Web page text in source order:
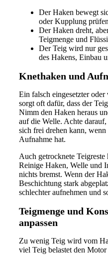
Der Haken bewegt
oder Kupplung
Der Haken dreht,
Teigmenge und
Der Teig wird nur
des Hakens, Einbau
Knethaken und
Ein falsch eingesetzter
sorgt oft dafür, dass der
Nimm den Haken heraus
auf die Welle. Achte
sich frei drehen kann,
Aufnahme hat.
Auch getrocknete
Reinige Haken, Welle und
nichts bremst. Wenn der
Beschichtung stark
schlechter aufnehmen und
Teigmenge und
anpassen
Zu wenig Teig wird vom
viel Teig belastet den